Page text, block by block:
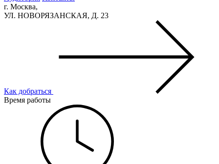
г. Москва,
УЛ. НОВОРЯЗАНСКАЯ, Д. 23
Как добраться
Время работы